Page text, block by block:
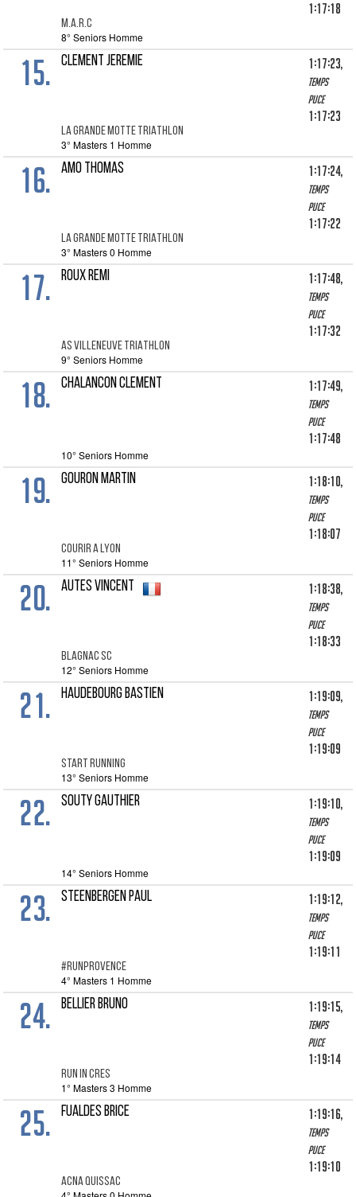
M.A.R.C
1:17:18
8° Seniors Homme
15. CLEMENT JEREMIE
LA GRANDE MOTTE TRIATHLON
1:17:23,
Temps
puce
1:17:23
3° Masters 1 Homme
16. AMO THOMAS
LA GRANDE MOTTE TRIATHLON
1:17:24,
Temps
puce
1:17:22
3° Masters 0 Homme
17. ROUX REMI
AS VILLENEUVE TRIATHLON
1:17:48,
Temps
puce
1:17:32
9° Seniors Homme
18. CHALANCON CLEMENT 1:17:49,
Temps
puce
1:17:48
10° Seniors Homme
19. GOURON MARTIN
COURIR A LYON
1:18:10,
Temps
puce
1:18:07
11° Seniors Homme
20. AUTES VINCENT
BLAGNAC SC
1:18:38,
Temps
puce
1:18:33
12° Seniors Homme
21. HAUDEBOURG Bastien
START RUNNING
1:19:09,
Temps
puce
1:19:09
13° Seniors Homme
22. SOUTY GAUTHIER 1:19:10,
Temps
puce
1:19:09
14° Seniors Homme
23. STEENBERGEN PAUL
#RUNPROVENCE
1:19:12,
Temps
puce
1:19:11
4° Masters 1 Homme
24. BELLIER Bruno
RUN IN CRES
1:19:15,
Temps
puce
1:19:14
1° Masters 3 Homme
25. FUALDES BRICE
ACNA QUISSAC
1:19:16,
Temps
puce
1:19:10